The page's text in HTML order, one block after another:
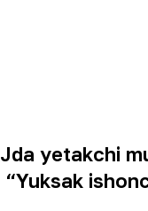
yetakchi